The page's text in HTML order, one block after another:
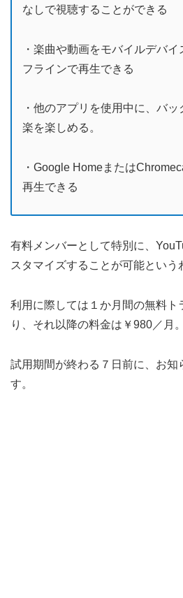
なしで視聴することができる
・楽曲や動画をモバイルデバ
フラインで再生できる
・他のアプリを使用中に、バ
楽を楽しめる。
・Google Homeまたは
再生できる
有料メンバーとして特別に、
スタマイズすることが可能という
利用に際しては１か月間の無料ト
り、それ以降の料金は￥980／月。
試用期間が終わる７日前に、お知
す。